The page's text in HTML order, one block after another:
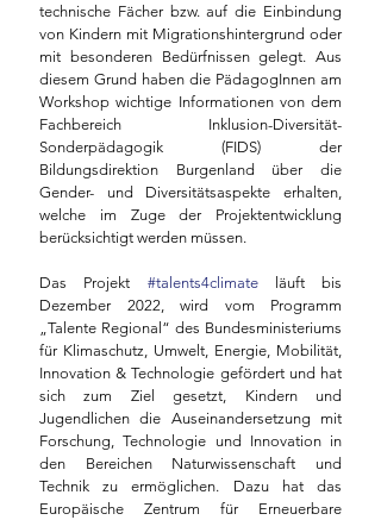
technische Fächer bzw. auf die Einbindung
von Kindern mit Migrationshintergrund oder
mit besonderen Bedürfnissen gelegt. Aus
diesem Grund haben die PädagogInnen am
Workshop wichtige Informationen von dem
Fachbereich Inklusion-Diversität-
Sonderpädagogik (FIDS) der
Bildungsdirektion Burgenland über die
Gender- und Diversitätsaspekte erhalten,
welche im Zuge der Projektentwicklung
berücksichtigt werden müssen.
Das Projekt #talents4climate läuft bis
Dezember 2022, wird vom Programm
„Talente Regional“ des Bundesministeriums
für Klimaschutz, Umwelt, Energie, Mobilität,
Innovation & Technologie gefördert und hat
sich zum Ziel gesetzt, Kindern und
Jugendlichen die Auseinandersetzung mit
Forschung, Technologie und Innovation in
den Bereichen Naturwissenschaft und
Technik zu ermöglichen. Dazu hat das
Europäische Zentrum für Erneuerbare